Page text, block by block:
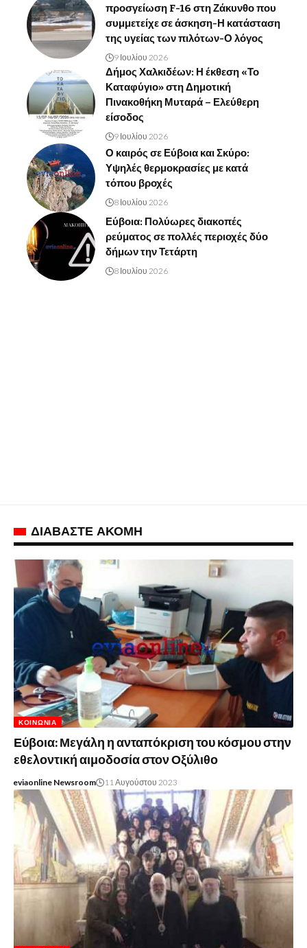
προσγείωση F-16 στη Ζάκυνθο που
συμμετείχε σε άσκηση-Η κατάσταση
της υγείας των πιλότων-Ο λόγος
9 Ιουλίου 2026
Δήμος Χαλκιδέων: Η έκθεση «Το
Καταφύγιο» στη Δημοτική
Πινακοθήκη Μυταρά – Ελεύθερη
είσοδος
9 Ιουλίου 2026
Ο καιρός σε Εύβοια και Σκύρο:
Υψηλές θερμοκρασίες με κατά
τόπου βροχές
8 Ιουλίου 2026
Εύβοια: Πολύωρες διακοπές
ρεύματος σε πολλές περιοχές δύο
δήμων την Τετάρτη
8 Ιουλίου 2026
ΔΙΑΒΑΣΤΕ ΑΚΟΜΗ
ΚΟΙΝΩΝΊΑ
Εύβοια: Μεγάλη η ανταπόκριση του κόσμου στην
εθελοντική αιμοδοσία στον Οξύλιθο
eviaonline Newsroom 11 Αυγούστου 2023